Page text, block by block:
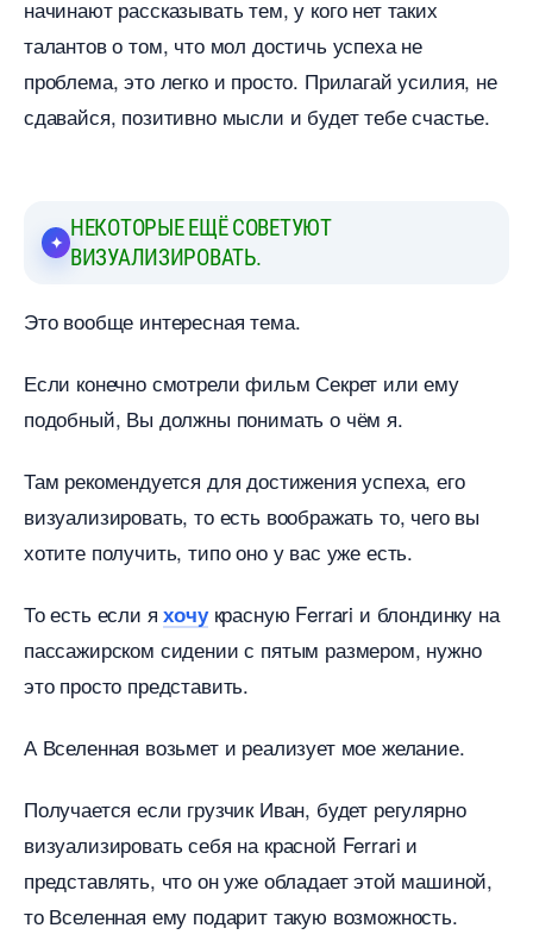
начинают рассказывать тем, у кого нет таких
талантов о том, что мол достичь успеха не
проблема, это легко и просто. Прилагай усилия, не
сдавайся, позитивно мысли и будет тебе счастье.
НЕКОТОРЫЕ ЕЩЁ СОВЕТУЮТ
ИЗУАЛИЗИРОВАТЬ.
Это вообще интересная тема.
Если конечно смотрели фильм Секрет или ему
подобный, Вы должны понимать о чём я.
Там рекомендуется для достижения успеха, его
изуализировать, то есть воображать то, чего вы
хотите получить, типо оно у вас уже есть.
То есть если яхочукрасную Ferrari и блондинку на
пассажирском сидении с пятым размером, нужно
это просто представить.
А Вселенная возьмет и реализует мое желание.
Получается если грузчик Иван, будет регулярно
изуализировать себя на красной Ferrari и
представлять, что он уже обладает этой машиной,
то Вселенная ему подарит такую возможность.